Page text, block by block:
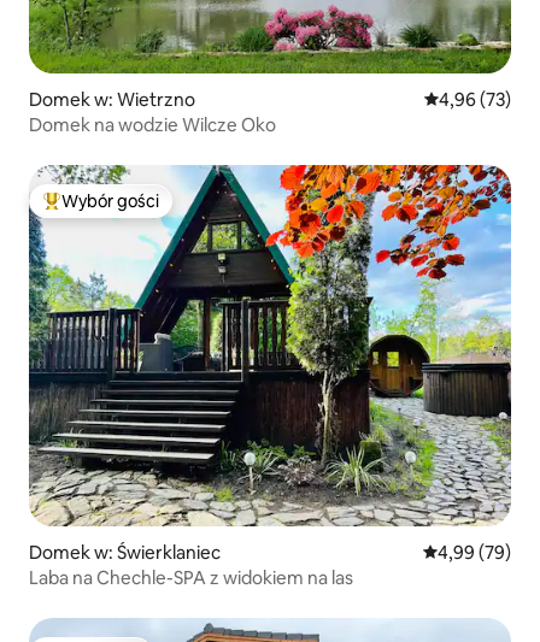
Domek w: Wietrzno Średnia
4,96 (73)
Domek na wodzie Wilcze Oko
Najpopularniejsze z kategorii Wybór gości
Wybór gości
Domek w: Świerklaniec Średnia
4,99 (79)
Laba na Chechle-SPA z widokiem na las